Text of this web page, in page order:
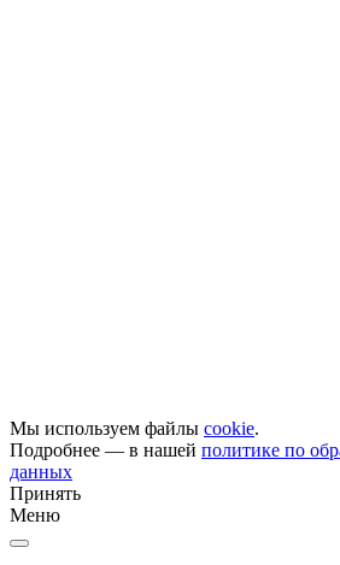
Мы используем файлы cookie.
Подробнее — в нашей политике по
данных
Принять
Меню